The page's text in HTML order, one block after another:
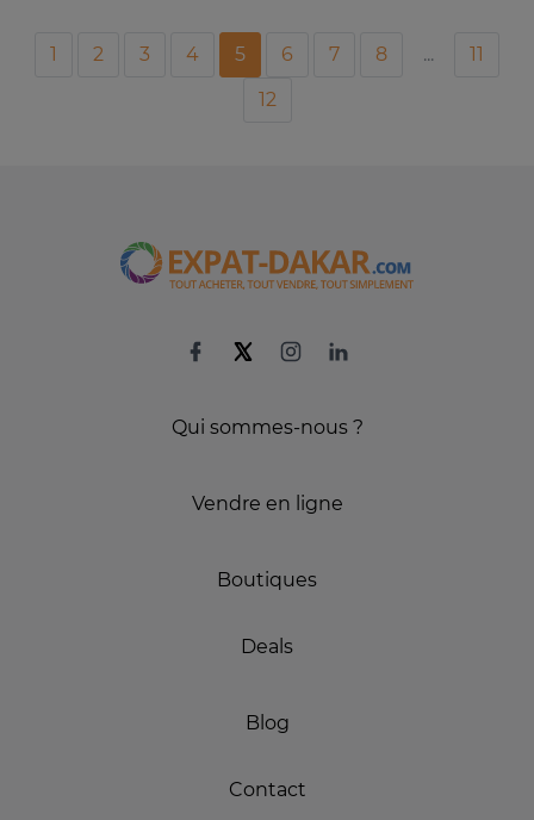
1 2 3 4 5 6 7 8 ...
11
12
Qui sommes-nous ?
Vendre en ligne
Boutiques
Deals
Blog
Contact